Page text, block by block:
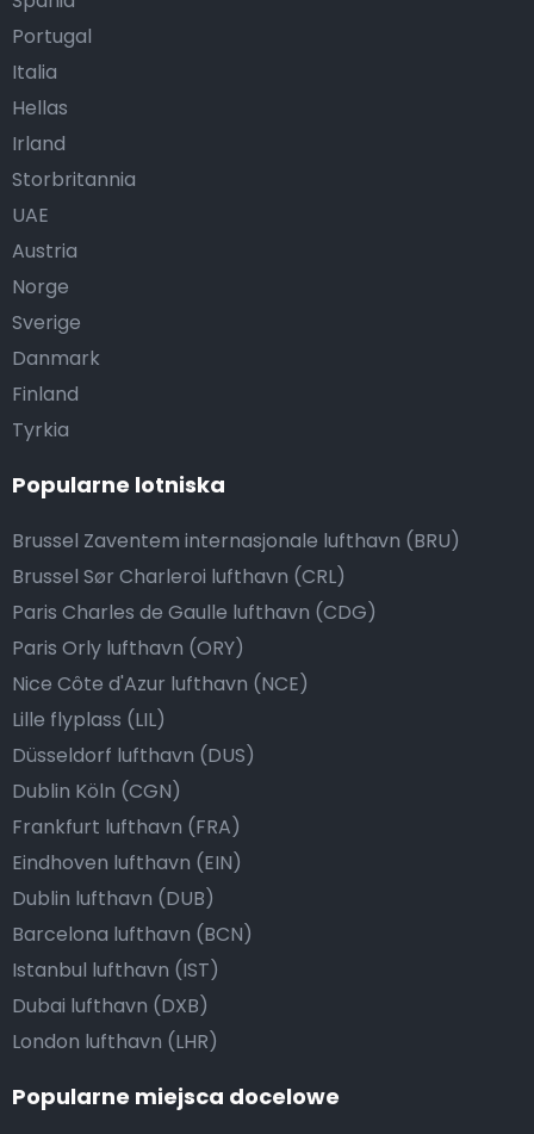
Portugal
Italia
Hellas
Irland
Storbritannia
UAE
Austria
Norge
Sverige
Danmark
Finland
Tyrkia
Popularne lotniska
Brussel Zaventem internasjonale lufthavn (BRU)
Brussel Sør Charleroi lufthavn (CRL)
Paris Charles de Gaulle lufthavn (CDG)
Paris Orly lufthavn (ORY)
Nice Côte d'Azur lufthavn (NCE)
Lille flyplass (LIL)
Düsseldorf lufthavn (DUS)
Dublin Köln (CGN)
Frankfurt lufthavn (FRA)
Eindhoven lufthavn (EIN)
Dublin lufthavn (DUB)
Barcelona lufthavn (BCN)
Istanbul lufthavn (IST)
Dubai lufthavn (DXB)
London lufthavn (LHR)
Popularne miejsca docelowe